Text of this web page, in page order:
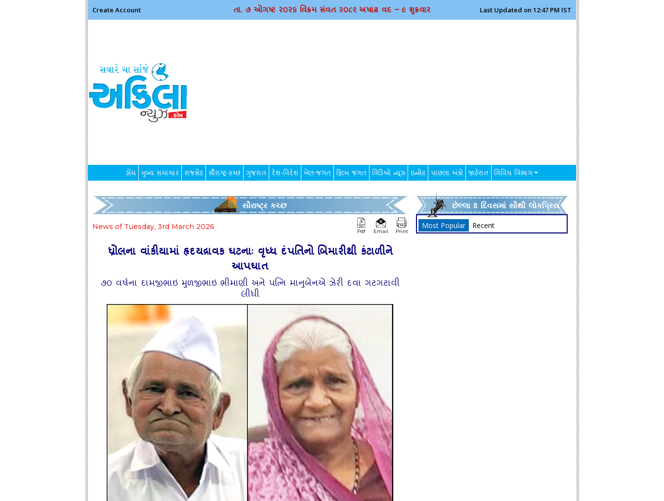
Create Account તા. ૭ ઓગષ્ટ ર૦ર૬ વિક્રમ સંવત ર૦૮૨ અષાઢ વદ – ૯ શુક્રવાર Last Updated on 12:47 PM IST
હોમ મુખ્ય સમાચાર રાજકોટ સૌરાષ્ટ્ર-કચ્છ ગુજરાત દેશ-વિદેશ ખેલ-જગત ફિલ્મ જગત વિડિઓ ન્યૂઝ ઇન્સેટ પાછલા અંકો જાહેરાત વિવિધ વિભાગ
સૌરાષ્ટ્ર કચ્છ
News of Tuesday, 3rd March 2026
Pdf Email Print
ધ્રોલના વાંકીયામાં હૃદયદ્રાવક ઘટનાઃ વૃધ્‍ધ દંપતિનો બિમારીથી કંટાળીને
આપઘાત
૭૦ વર્ષના દામજીભાઇ મુળજીભાઇ ભીમાણી અને પત્‍નિ માનુબેનએ ઝેરી દવા ગટગટાવી
લીધી
છેલ્લા 8 દિવસમાં સૌથી લોકપ્રિય
Most Popular Recent